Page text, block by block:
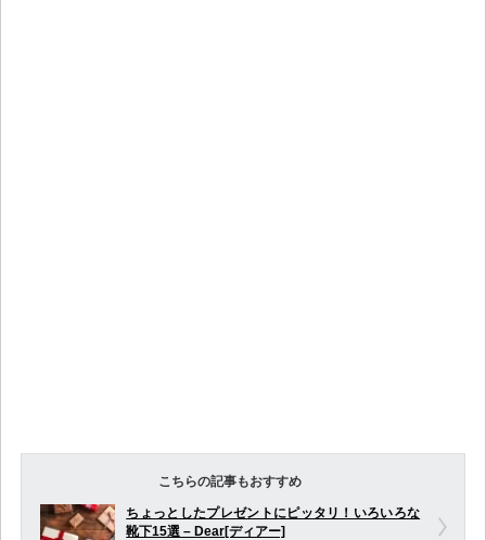
こちらの記事もおすすめ
ちょっとしたプレゼントにピッタリ！いろいろな
靴下15選 – Dear[ディアー]